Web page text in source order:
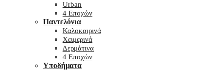
Urban
4 Εποχών
Παντελόνια
Καλοκαιρινά
Χειμερινά
Δερμάτινα
4 Εποχών
Υποδήματα